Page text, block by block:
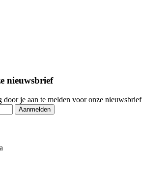
nieuwsbrief
je aan te melden voor onze nieuwsbrief
Aanmelden